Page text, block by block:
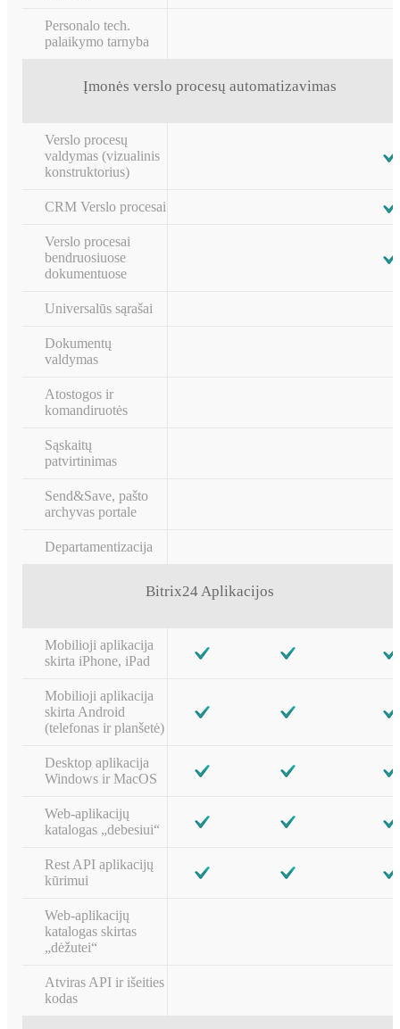
Personalo tech.
palaikymo tarnyba
Įmonės verslo procesų automatizavimas
Verslo procesų
valdymas (vizualinis
konstruktorius)
CRM Verslo procesai
Verslo procesai
bendruosiuose
dokumentuose
Universalūs sąrašai
Dokumentų
valdymas
Atostogos ir
komandiruotės
Sąskaitų
patvirtinimas
Send&Save, pašto
archyvas portale
Departamentizacija
Bitrix24 Aplikacijos
Mobilioji aplikacija
skirta iPhone, iPad
Mobilioji aplikacija
skirta Android
(telefonas ir planšetė)
Desktop aplikacija
Windows ir MacOS
Web-aplikacijų
katalogas „debesiui“
Rest API aplikacijų
kūrimui
Web-aplikacijų
katalogas skirtas
„dėžutei“
Atviras API ir išeities
kodas